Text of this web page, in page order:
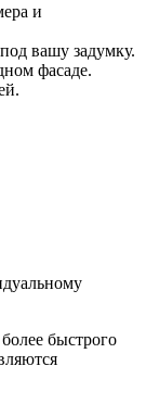
и
вашу задумку.
фасаде.
быстрого